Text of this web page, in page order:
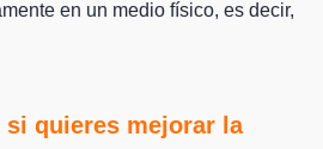
en un medio físico, es decir,
si quieres mejorar la